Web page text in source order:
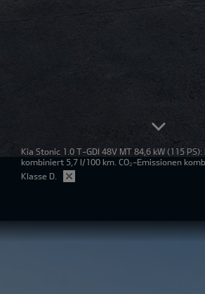
Kia Stonic 1.0 T-GDI 48V MT 84,6 kW (115
kombiniert 5,7 l/100 km. CO₂-Emissionen
Klasse D.